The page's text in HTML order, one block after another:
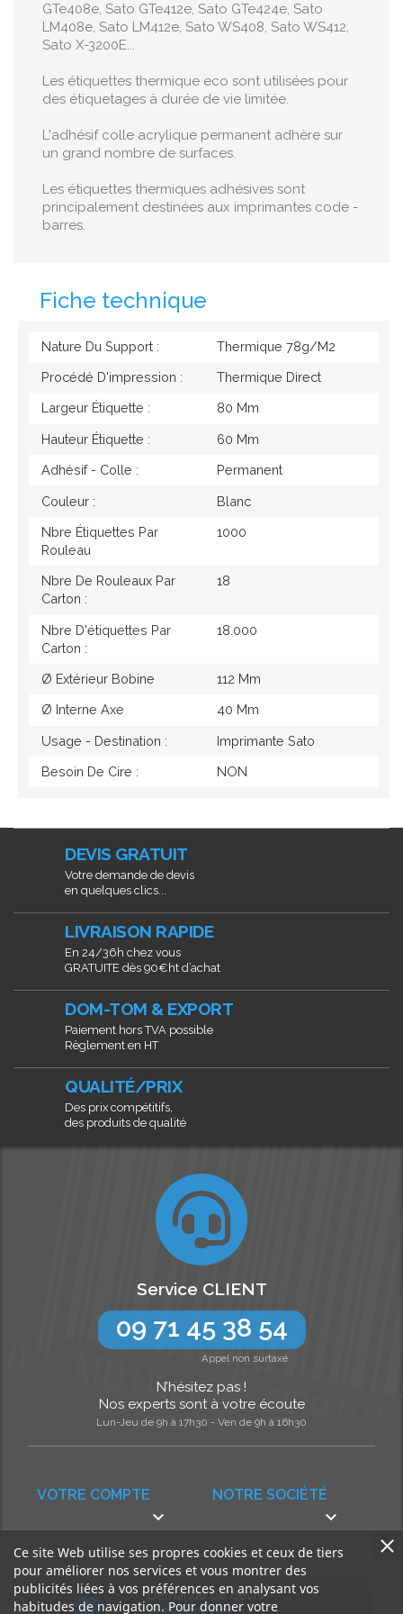
GTe408e, Sato GTe412e, Sato GTe424e, Sato
LM408e, Sato LM412e, Sato WS408, Sato WS412,
Sato X-3200E...
Les étiquettes thermique eco sont utilisées pour
des étiquetages à durée de vie limitée.
L'adhésif colle acrylique permanent adhère sur
un grand nombre de surfaces.
Les étiquettes thermiques adhésives sont
principalement destinées aux imprimantes code -
barres.
Fiche technique
Nature Du Support : Thermique 78g/M2
Procédé D'impression : Thermique Direct
Largeur Étiquette : 80 Mm
Hauteur Étiquette : 60 Mm
Adhésif - Colle : Permanent
Couleur : Blanc
Nbre Étiquettes Par
Rouleau
1000
Nbre De Rouleaux Par
Carton :
18
Nbre D'étiquettes Par
Carton :
18.000
Ø Extérieur Bobine 112 Mm
Ø Interne Axe 40 Mm
Usage - Destination : Imprimante Sato
Besoin De Cire : NON
DEVIS GRATUIT
Votre demande de devis
en quelques clics...
LIVRAISON RAPIDE
En 24/36h chez vous
GRATUITE dès 90€ht d’achat
DOM-TOM & EXPORT
Paiement hors TVA possible
Règlement en HT
QUALITÉ/PRIX
Des prix compétitifs,
des produits de qualité
NOTRE SOCIÉTÉ

VOTRE COMPTE

Service CLIENT
09 71 45 38 54
Appel non surtaxé
N’hésitez pas !
Nos experts sont à votre écoute
Lun-Jeu de 9h à 17h30 - Ven de 9h à 16h30
Demande de devis
Ce site Web utilise ses propres cookies et ceux de tiers
pour améliorer nos services et vous montrer des
publicités liées à vos préférences en analysant vos
habitudes de navigation. Pour donner votre